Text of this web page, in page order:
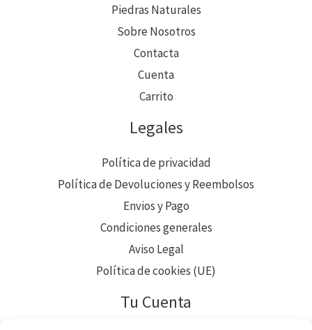
Piedras Naturales
Sobre Nosotros
Contacta
Cuenta
Carrito
Legales
Política de privacidad
Política de Devoluciones y Reembolsos
Envios y Pago
Condiciones generales
Aviso Legal
Política de cookies (UE)
Tu Cuenta